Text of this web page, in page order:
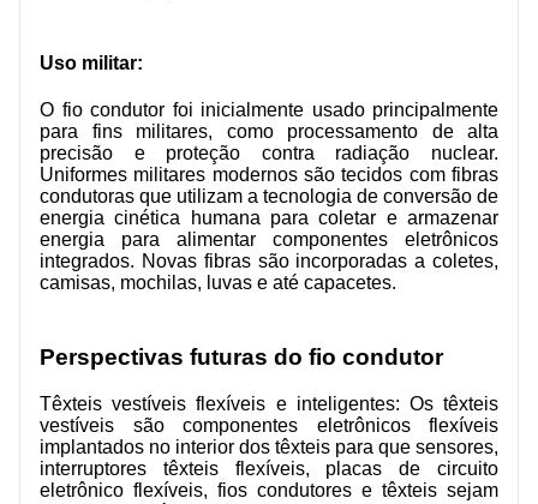
Uso militar:
O fio condutor foi inicialmente usado principalmente
para fins militares, como processamento de alta
precisão e proteção contra radiação nuclear.
Uniformes militares modernos são tecidos com fibras
condutoras que utilizam a tecnologia de conversão de
energia cinética humana para coletar e armazenar
energia para alimentar componentes eletrônicos
integrados. Novas fibras são incorporadas a coletes,
camisas, mochilas, luvas e até capacetes.
Perspectivas futuras do fio condutor
Têxteis vestíveis flexíveis e inteligentes: Os têxteis
vestíveis são componentes eletrônicos flexíveis
implantados no interior dos têxteis para que sensores,
interruptores têxteis flexíveis, placas de circuito
eletrônico flexíveis, fios condutores e têxteis sejam